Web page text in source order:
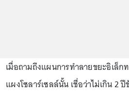
เมื่อถามถึงแผนการทำลายขยะอิเล็
แผงโซลาร์เซลล์นั้น เชื่อว่าไม่เกิน 2